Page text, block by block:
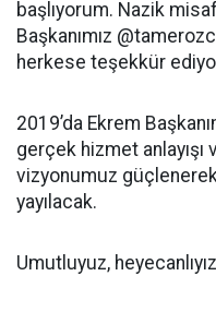
başlıyorum. Nazik
Başkanımız
herkese teşekkür
2019’da Ekrem
gerçek hizmet
vizyonumuz
yayılacak.
Umutluyuz,